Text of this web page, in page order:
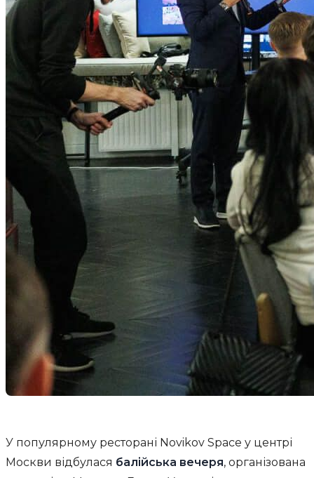
У популярному ресторані Novikov Space у центрі
Москви відбулася балійська вечеря, організована